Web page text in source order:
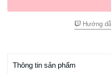
Hướng
Thông tin sản phẩm